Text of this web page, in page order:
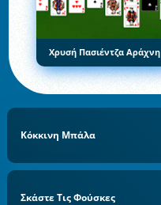
Χρυσή Πασιέντζα Αράχνη
Κόκκινη Μπάλα
Σκάστε Τις Φούσκες